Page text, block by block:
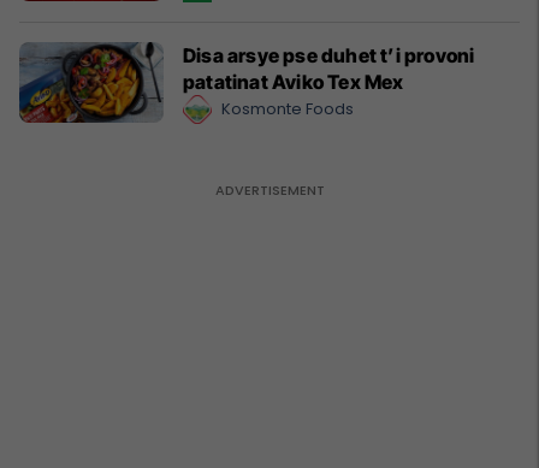
Disa arsye pse duhet t’i provoni
patatinat Aviko Tex Mex
Kosmonte Foods